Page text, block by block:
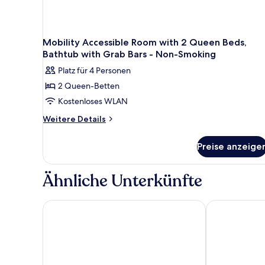
Mobility Accessible Room with 2 Queen Beds,
Bathtub with Grab Bars - Non-Smoking
Platz für 4 Personen
2 Queen-Betten
Kostenloses WLAN
Weitere Details
Weitere
Accessible
Room
with
Queen
Preise
Ähnliche Unterkünfte
Hotel Bo, a Days Inn by Wyndham Chattanooga
La Quinta